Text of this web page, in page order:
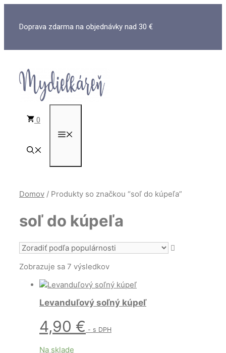
obsahDoprava zdarma na objednávky nad 30 €
0
Domov / Produkty so značkou “soľ do kúpeľa”
soľ do kúpeľa
Zobrazuje sa 7 výsledkovZoradené
popularity
Levanduľový soľný kúpeľ
4,90 € - s DPH
Na sklade